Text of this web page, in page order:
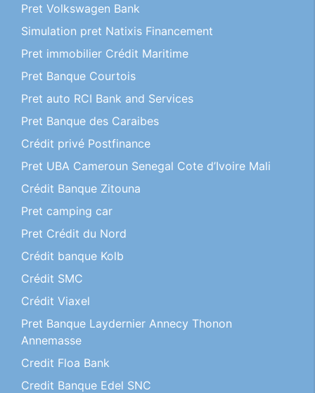
Pret Volkswagen Bank
Simulation pret Natixis Financement
Pret immobilier Crédit Maritime
Pret Banque Courtois
Pret auto RCI Bank and Services
Pret Banque des Caraibes
Crédit privé Postfinance
Pret UBA Cameroun Senegal Cote d’Ivoire Mali
Crédit Banque Zitouna
Pret camping car
Pret Crédit du Nord
Crédit banque Kolb
Crédit SMC
Crédit Viaxel
Pret Banque Laydernier Annecy Thonon
Annemasse
Credit Floa Bank
Credit Banque Edel SNC